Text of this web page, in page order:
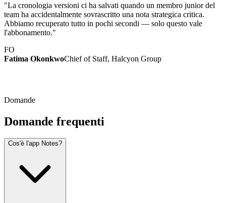
"La cronologia versioni ci ha salvati quando un membro junior del
team ha accidentalmente sovrascritto una nota strategica critica.
Abbiamo recuperato tutto in pochi secondi — solo questo vale
l'abbonamento."
FO
Fatima OkonkwoChief of Staff, Halcyon Group
Domande
Domande frequenti
Cos'è l'app Notes?